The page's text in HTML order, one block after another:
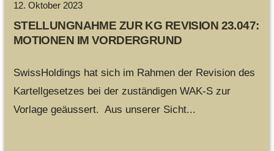
12. Oktober 2023
STELLUNGNAHME ZUR KG REVISION 23.047:
MOTIONEN IM VORDERGRUND
SwissHoldings hat sich im Rahmen der Revision des
Kartellgesetzes bei der zuständigen WAK-S zur
Vorlage geäussert. Aus unserer Sicht...